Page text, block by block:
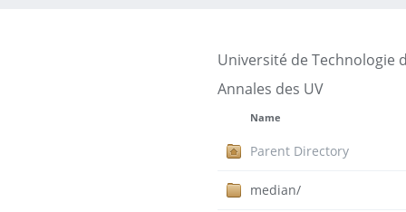
Université de Technologie
Annales des UV
Name
Parent Directory
median/